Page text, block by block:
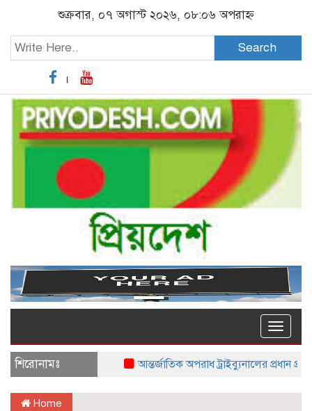
শুক্রবার, ০৭ অগাস্ট ২০২৬, ০৮:০৬ অপরাহ্ন
Search
Toggle
শিরোনামঃ
আন্তর্জাতিক অপরাধ ট্রাইব্যুনালের প্রধান
Home